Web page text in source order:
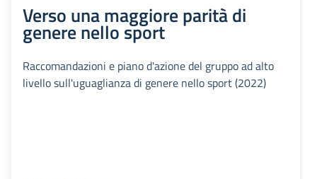
Verso una maggiore parità di
genere nello sport
Raccomandazioni e piano d'azione del gruppo ad alto
livello sull'uguaglianza di genere nello sport (2022)